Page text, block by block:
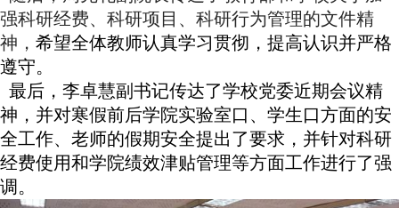
强科研经费、科研项目、科研行为管理的文件精
神， 希望全体教师认真学习贯彻，提高认识并严格
遵守。
最后， 李卓慧副书记传达了学校党委近期会议精
神，并对寒假前后学院实验室口、学生口方面的安
全工作、老师的假期安全提出了要求，并针对科研
经费使用和学院绩效津贴管理等方面工作进行了强
调。